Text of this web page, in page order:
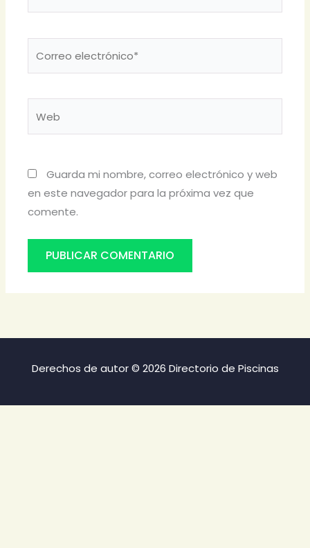
Guarda mi nombre, correo electrónico y web
en este navegador para la próxima vez que
comente.
Derechos de autor © 2026 Directorio de Piscinas